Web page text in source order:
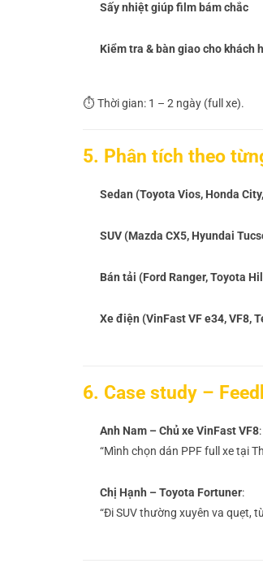
Sấy nhiệt giúp film bám chắc
Kiểm tra & bàn giao cho khách
⏱ Thời gian: 1 – 2 ngày (full xe).
5. Phân tích theo
Sedan (Toyota Vios, Honda
SUV (Mazda CX5, Hyundai
Bán tải (Ford Ranger, Toyota
Xe điện (VinFast VF e34, VF8,
6. Case study –
Anh Nam – Chủ xe VinFast VF8:
“Mình chọn dán PPF full xe tại
Chị Hạnh – Toyota Fortuner:
“Đi SUV thường xuyên va quẹt,